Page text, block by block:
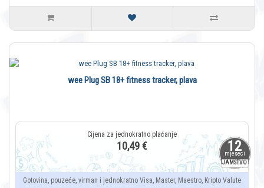
12
mjeseci
JAMSTVO
wee Plug SB 18+ fitness tracker, plava
10,49 €
Gotovina, pouzeće, virman i jednokratno Visa, Master, Maestro, Kripto Valute